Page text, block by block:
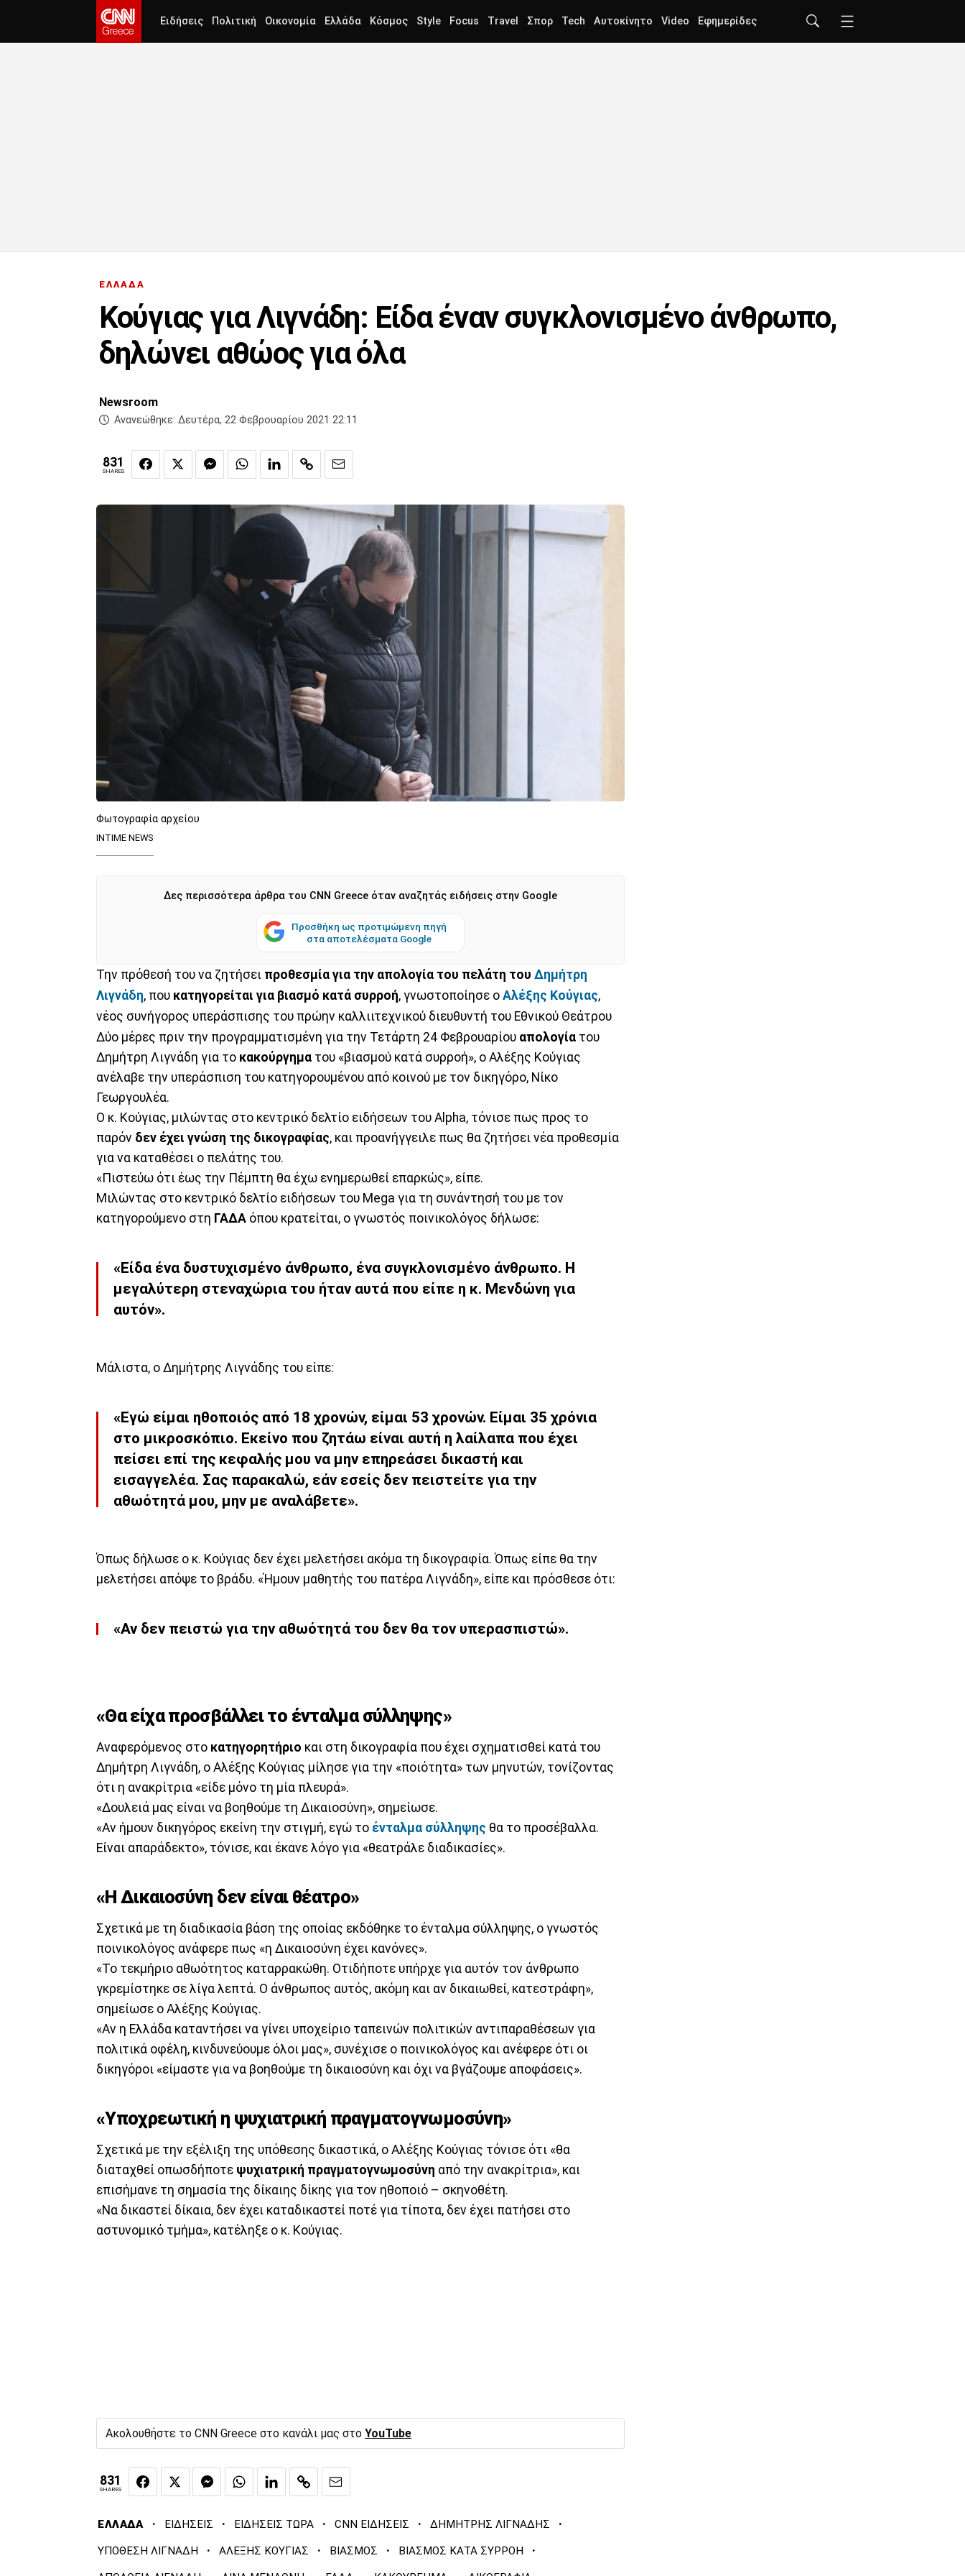
Ειδήσεις Πολιτική Οικονομία Ελλάδα Κόσμος Style Focus Travel Σπορ Tech Αυτοκίνητο Video Εφημερίδες
ΕΛΛΑΔΑ
Κούγιας για Λιγνάδη: Είδα έναν συγκλονισμένο άνθρωπο,
δηλώνει αθώος για όλα
Newsroom
Ανανεώθηκε: Δευτέρα, 22 Φεβρουαρίου 2021 22:11
831
SHARES
Φωτογραφία αρχείου
INTIME NEWS
Δες περισσότερα άρθρα του CNN Greece όταν αναζητάς ειδήσεις στην Google
Προσθήκη ως προτιμώμενη πηγή
στα αποτελέσματα Google
Την πρόθεσή του να ζητήσει προθεσμία για την απολογία του πελάτη του Δημήτρη
Λιγνάδη, που κατηγορείται για βιασμό κατά συρροή, γνωστοποίησε ο Αλέξης Κούγιας,
νέος συνήγορος υπεράσπισης του πρώην καλλιιτεχνικού διευθυντή του Εθνικού Θεάτρου
Δύο μέρες πριν την προγραμματισμένη για την Τετάρτη 24 Φεβρουαρίου απολογία του
Δημήτρη Λιγνάδη για το κακούργημα του «βιασμού κατά συρροή», ο Αλέξης Κούγιας
ανέλαβε την υπεράσπιση του κατηγορουμένου από κοινού με τον δικηγόρο, Νίκο
Γεωργουλέα.
Ο κ. Κούγιας, μιλώντας στο κεντρικό δελτίο ειδήσεων του Alpha, τόνισε πως προς το
παρόν δεν έχει γνώση της δικογραφίας, και προανήγγειλε πως θα ζητήσει νέα προθεσμία
για να καταθέσει ο πελάτης του.
«Πιστεύω ότι έως την Πέμπτη θα έχω ενημερωθεί επαρκώς», είπε.
Μιλώντας στο κεντρικό δελτίο ειδήσεων του Mega για τη συνάντησή του με τον
κατηγορούμενο στη ΓΑΔΑ όπου κρατείται, o γνωστός ποινικολόγος δήλωσε:
«Είδα ένα δυστυχισμένο άνθρωπο, ένα συγκλονισμένο άνθρωπο. Η
μεγαλύτερη στεναχώρια του ήταν αυτά που είπε η κ. Μενδώνη για
αυτόν».
Μάλιστα, ο Δημήτρης Λιγνάδης του είπε:
«Εγώ είμαι ηθοποιός από 18 χρονών, είμαι 53 χρονών. Είμαι 35 χρόνια
στο μικροσκόπιο. Εκείνο που ζητάω είναι αυτή η λαίλαπα που έχει
πείσει επί της κεφαλής μου να μην επηρεάσει δικαστή και
εισαγγελέα. Σας παρακαλώ, εάν εσείς δεν πειστείτε για την
αθωότητά μου, μην με αναλάβετε».
Όπως δήλωσε ο κ. Κούγιας δεν έχει μελετήσει ακόμα τη δικογραφία. Όπως είπε θα την
μελετήσει απόψε το βράδυ. «Ήμουν μαθητής του πατέρα Λιγνάδη», είπε και πρόσθεσε ότι:
«Αν δεν πειστώ για την αθωότητά του δεν θα τον υπερασπιστώ».
«Θα είχα προσβάλλει το ένταλμα σύλληψης»
Αναφερόμενος στο κατηγορητήριο και στη δικογραφία που έχει σχηματισθεί κατά του
Δημήτρη Λιγνάδη, ο Αλέξης Κούγιας μίλησε για την «ποιότητα» των μηνυτών, τονίζοντας
ότι η ανακρίτρια «είδε μόνο τη μία πλευρά».
«Δουλειά μας είναι να βοηθούμε τη Δικαιοσύνη», σημείωσε.
«Αν ήμουν δικηγόρος εκείνη την στιγμή, εγώ το ένταλμα σύλληψης θα το προσέβαλλα.
Είναι απαράδεκτο», τόνισε, και έκανε λόγο για «θεατράλε διαδικασίες».
«Η Δικαιοσύνη δεν είναι θέατρο»
Σχετικά με τη διαδικασία βάση της οποίας εκδόθηκε το ένταλμα σύλληψης, ο γνωστός
ποινικολόγος ανάφερε πως «η Δικαιοσύνη έχει κανόνες».
«Το τεκμήριο αθωότητος καταρρακώθη. Οτιδήποτε υπήρχε για αυτόν τον άνθρωπο
γκρεμίστηκε σε λίγα λεπτά. Ο άνθρωπος αυτός, ακόμη και αν δικαιωθεί, κατεστράφη»,
σημείωσε ο Αλέξης Κούγιας.
«Αν η Ελλάδα καταντήσει να γίνει υποχείριο ταπεινών πολιτικών αντιπαραθέσεων για
πολιτικά οφέλη, κινδυνεύουμε όλοι μας», συνέχισε ο ποινικολόγος και ανέφερε ότι οι
δικηγόροι «είμαστε για να βοηθούμε τη δικαιοσύνη και όχι να βγάζουμε αποφάσεις».
«Υποχρεωτική η ψυχιατρική πραγματογνωμοσύνη»
Σχετικά με την εξέλιξη της υπόθεσης δικαστικά, ο Αλέξης Κούγιας τόνισε ότι «θα
διαταχθεί οπωσδήποτε ψυχιατρική πραγματογνωμοσύνη από την ανακρίτρια», και
επισήμανε τη σημασία της δίκαιης δίκης για τον ηθοποιό – σκηνοθέτη.
«Να δικαστεί δίκαια, δεν έχει καταδικαστεί ποτέ για τίποτα, δεν έχει πατήσει στο
αστυνομικό τμήμα», κατέληξε ο κ. Κούγιας.
Ακολουθήστε το CNN Greece στο κανάλι μας στο YouTube
831
SHARES
ΕΛΛΑΔΑ · ΕΙΔΗΣΕΙΣ · ΕΙΔΗΣΕΙΣ ΤΩΡΑ · CNN ΕΙΔΗΣΕΙΣ · ΔΗΜΗΤΡΗΣ ΛΙΓΝΑΔΗΣ ·
ΥΠΟΘΕΣΗ ΛΙΓΝΑΔΗ · ΑΛΕΞΗΣ ΚΟΥΓΙΑΣ · ΒΙΑΣΜΟΣ · ΒΙΑΣΜΟΣ ΚΑΤΑ ΣΥΡΡΟΗ ·